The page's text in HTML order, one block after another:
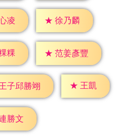
凌 ★ 徐乃麟
粿 ★ 范姜彥豐
子邱勝翊 ★ 王凱
勝文